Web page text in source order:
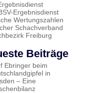
Ergebnisdienst
Wertungszahlen
Schachverband
Freiburg
Beiträge
Ebringer beim
in
– Eine